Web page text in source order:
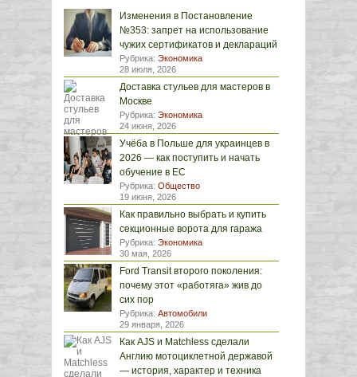
Изменения в Постановление
№353: запрет на использование
чужих сертификатов и деклараций
Рубрика: Экономика
28 июля, 2026
Доставка стульев для мастеров в
Москве
Рубрика: Экономика
24 июня, 2026
Учёба в Польше для украинцев в
2026 — как поступить и начать
обучение в ЕС
Рубрика: Общество
19 июня, 2026
Как правильно выбрать и купить
секционные ворота для гаража
Рубрика: Экономика
30 мая, 2026
Ford Transit второго поколения:
почему этот «работяга» жив до
сих пор
Рубрика: Автомобили
29 января, 2026
Как AJS и Matchless сделали
Англию мотоциклетной державой
— история, характер и техника